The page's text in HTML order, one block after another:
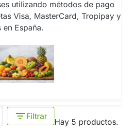
utilizando métodos de pago
Visa, MasterCard, Tropipay y
en España.
Hay 5 productos.
filter_list Filtrar